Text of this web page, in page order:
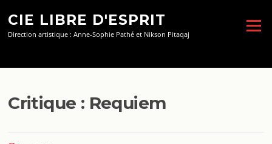
contenu
CIE LIBRE D'ESPRIT
Direction artistique : Anne-Sophie Pathé et Nikson Pitaqaj
Menu
Critique : Requiem